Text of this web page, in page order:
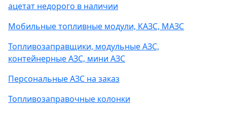
ацетат недорого в наличии
Мобильные топливные модули, КАЗС, МАЗС
Топливозаправщики, модульные АЗС,
контейнерные АЗС, мини АЗС
Персональные АЗС на заказ
Топливозаправочные колонки